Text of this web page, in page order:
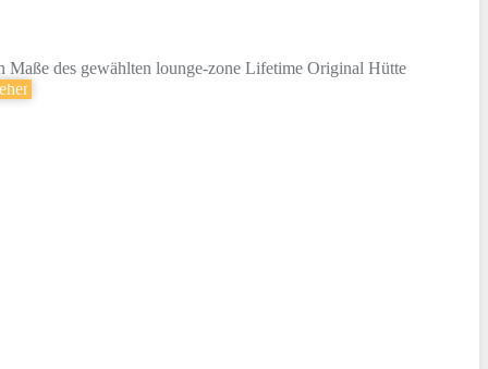
Maße des gewählten lounge-zone Lifetime Original Hütte